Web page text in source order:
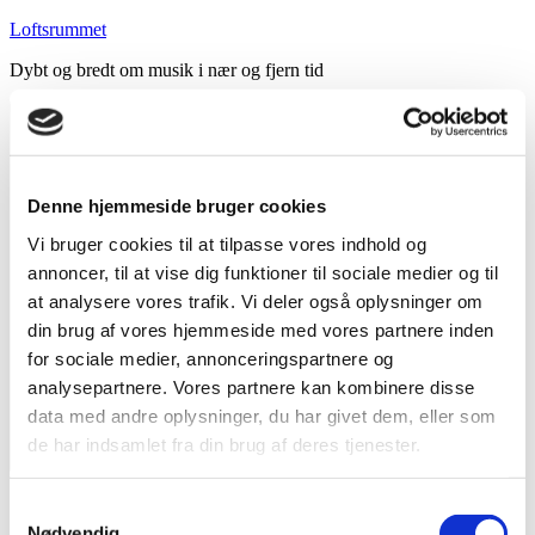
Denne hjemmeside bruger cookies
Vi bruger cookies til at tilpasse vores indhold og
annoncer, til at vise dig funktioner til sociale medier og til
at analysere vores trafik. Vi deler også oplysninger om
din brug af vores hjemmeside med vores partnere inden
for sociale medier, annonceringspartnere og
analysepartnere. Vores partnere kan kombinere disse
data med andre oplysninger, du har givet dem, eller som
de har indsamlet fra din brug af deres tjenester.
Videre
indhold
Loftsrummet
Dybt og bredt om musik i nær og fjern tid
Indhold